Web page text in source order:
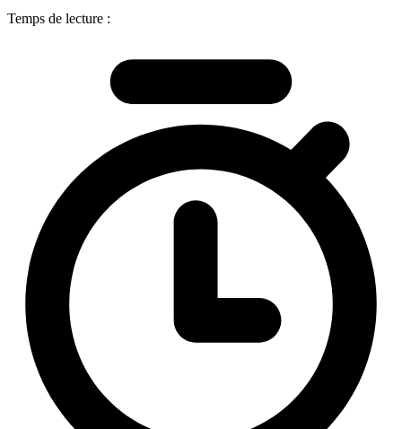
Temps de lecture :